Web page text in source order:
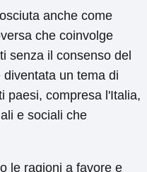
anche come
che coinvolge
senza il consenso del
un tema di
paesi, compresa l'Italia,
e sociali che
le ragioni a favore e